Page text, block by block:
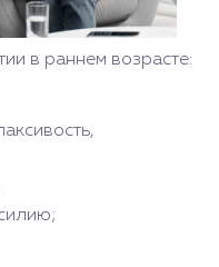
в раннем возрасте: